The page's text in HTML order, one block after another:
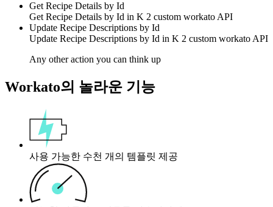
Get Recipe Details by Id
Get Recipe Details by Id in K 2 custom workato API
Update Recipe Descriptions by Id
Update Recipe Descriptions by Id in K 2 custom workato API
Any other action you can think up
Workato의 놀라운 기능
사용 가능한 수천 개의 템플릿 제공